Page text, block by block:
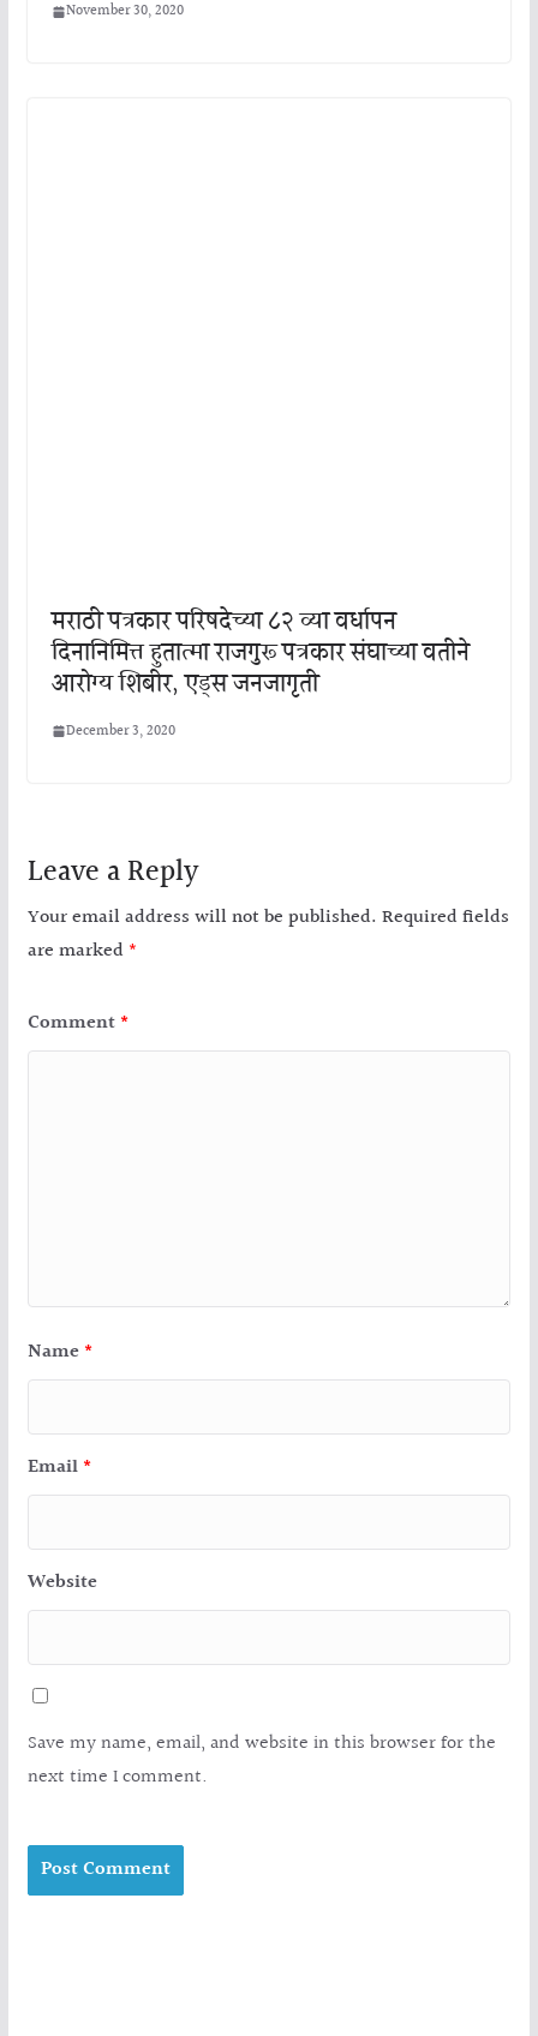
November 30, 2020
मराठी पत्रकार परिषदेच्या ८२ व्या वर्धापन
दिनानिमित्त हुतात्मा राजगुरू पत्रकार संघाच्या वतीने
आरोग्य शिबीर, एड्स जनजागृती
December 3, 2020
Leave a Reply
Your email address will not be published. Required fields
are marked *
Comment *
Name *
Email *
Website
Save my name, email, and website in this browser for the
next time I comment.